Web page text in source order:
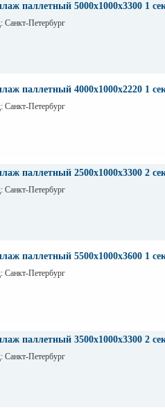
паллетный 5000х1000х3300 1
Санкт-Петербург
паллетный 4000х1000х2220 1
Санкт-Петербург
паллетный 2500х1000х3300 2
Санкт-Петербург
паллетный 5500х1000х3600 1
Санкт-Петербург
паллетный 3500х1000х3300 2
Санкт-Петербург